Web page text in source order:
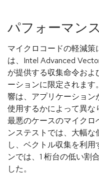
パフォーマン
マイクロコードの軽減
は、Intel Advanced
が提供する収集命令およ
ーションに限定されま
響は、アプリケーショ
使用するかによって異な
最悪のケースのマイク
ンステストでは、大幅
し、ベクトル収集を利
ンでは、1 桁台の低い割
した。